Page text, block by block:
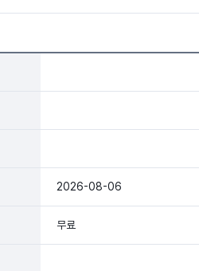
2026-08-06
무료